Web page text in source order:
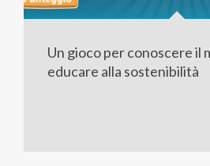
Un gioco per conoscere il
educare alla sostenibilità